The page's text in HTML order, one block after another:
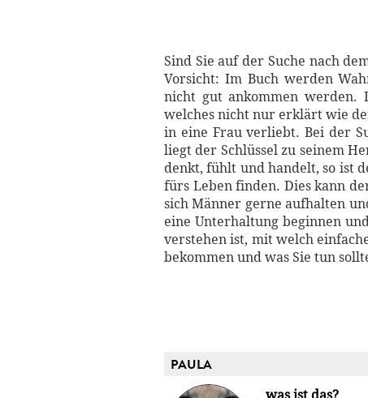
Sind Sie auf der Suche nach
Vorsicht: Im Buch werden
nicht gut ankommen werden.
welches nicht nur erklärt wie
in eine Frau verliebt. Bei der
liegt der Schlüssel zu seinem
denkt, fühlt und handelt, so ist
fürs Leben finden. Dies kann
sich Männer gerne aufhalten
eine Unterhaltung beginnen
verstehen ist, mit welch
bekommen und was Sie tun
PAULA